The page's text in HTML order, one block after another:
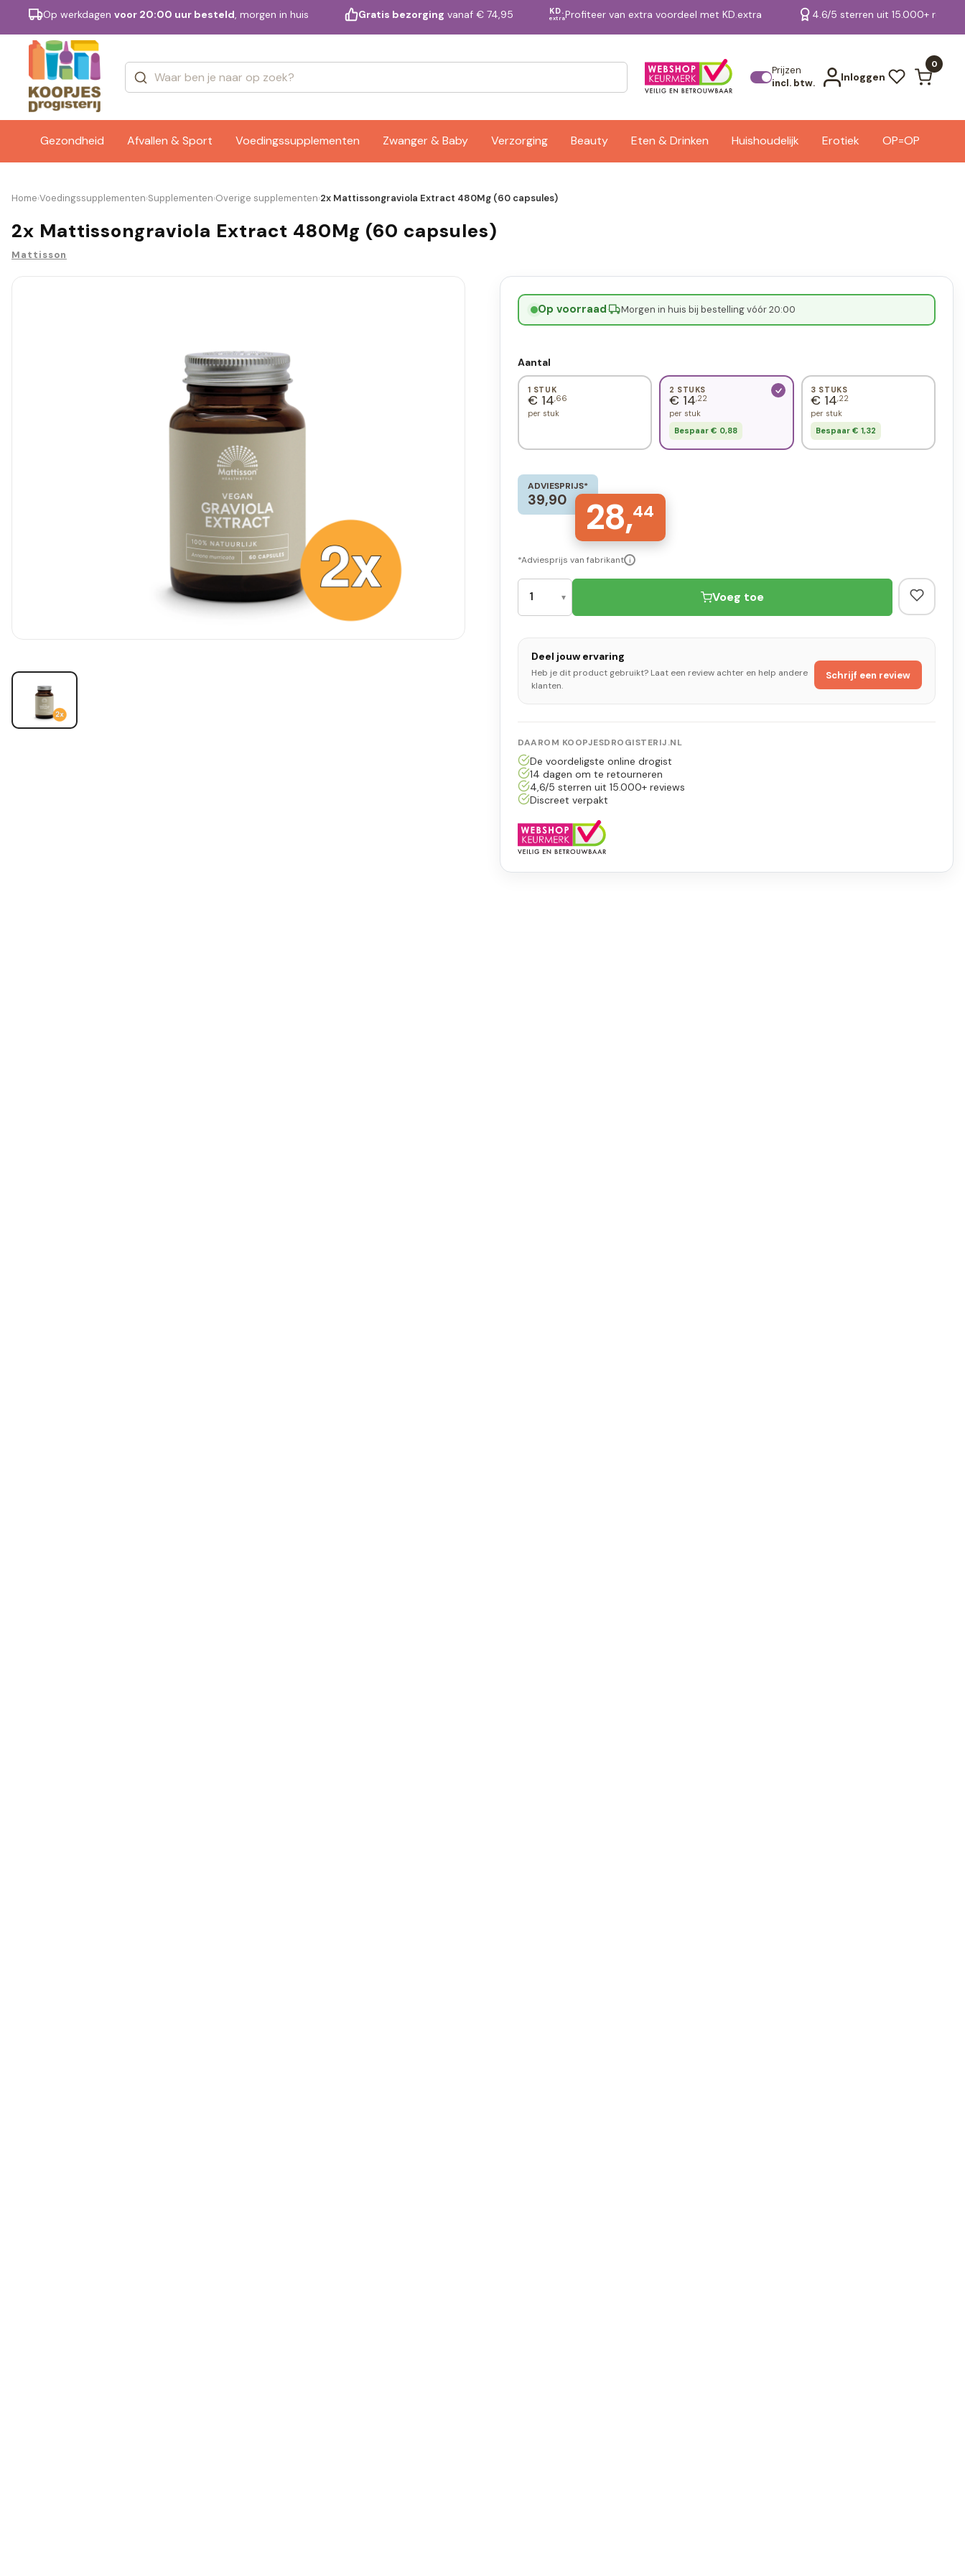
Op werkdagen voor 20:00 uur besteld, morgen in huis Gratis bezorging vanaf € 74,95 KD.
extraProfiteer van extra voordeel met KD.extra 4.6/5 sterren uit 15.000+
Prijzen
incl. btw.
Inloggen
0
Gezondheid Afvallen & Sport Voedingssupplementen Zwanger & Baby Verzorging Beauty Eten & Drinken Huishoudelijk Erotiek OP=OP
Merken Bekijk alle resultaten
Home›Voedingssupplementen›Supplementen›Overige supplementen›2x Mattissongraviola Extract 480Mg (60 capsules)
2x Mattissongraviola Extract 480Mg (60 capsules)
Mattisson
Op voorraad· Morgen in huis bij bestelling vóór 20:00
Aantal
1 STUK
€ 14,66
per stuk
2 STUKS
€ 14,22
per stuk
Bespaar € 0,88
3 STUKS
€ 14,22
per stuk
Bespaar € 1,32
ADVIESPRIJS*
39,90 28,44
*Adviesprijs van fabrikant i
Voeg toe
Deel jouw ervaring
Heb je dit product gebruikt? Laat een review achter en help andere
klanten.
Schrijf een review
DAAROM KOOPJESDROGISTERIJ.NL
De voordeligste online drogist
14 dagen om te retourneren
4,6/5 sterren uit 15.000+ reviews
Discreet verpakt